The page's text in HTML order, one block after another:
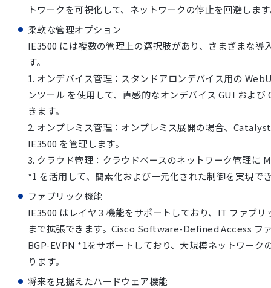
トワークを可視化して、ネットワークの停止を回避しま
柔軟な管理オプション
IE3500 には複数の管理上の選択肢があり、さまざまな導
す。
1. オンデバイス管理：スタンドアロンデバイス用の
ンツール を使用して、直感的なオンデバイス GUI および
きます。
2. オンプレミス管理：オンプレミス展開の場合、
IE3500 を管理します。
3. クラウド管理：クラウドベースのネットワーク管理に
*1 を活用して、簡素化および一元化された制御を実現で
ファブリック機能
IE3500 はレイヤ 3 機能をサポートしており、IT ファブ
まで拡張できます。Cisco Software-Defined Access フ
BGP-EVPN *1をサポートしており、大規模ネットワーク
ります。
将来を見据えたハードウェア機能